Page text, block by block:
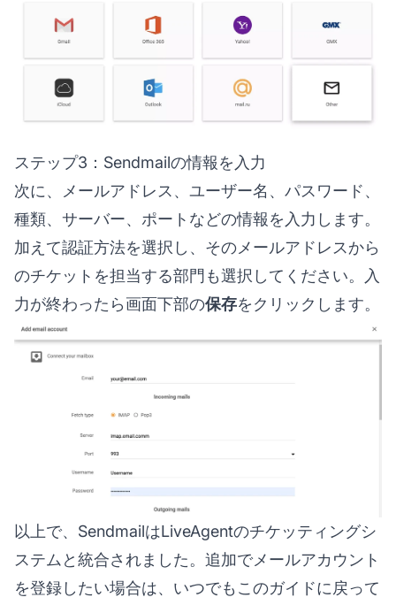
ステップ3：Sendmailの情報を入力
次に、メールアドレス、ユーザー名、パスワード、
種類、サーバー、ポートなどの情報を入力します。
加えて認証方法を選択し、そのメールアドレスから
のチケットを担当する部門も選択してください。入
力が終わったら画面下部の保存をクリックします。
以上で、SendmailはLiveAgentのチケッティングシ
ステムと統合されました。追加でメールアカウント
を登録したい場合は、いつでもこのガイドに戻って